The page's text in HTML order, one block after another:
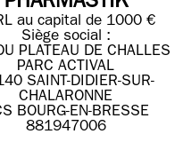
au capital de 1000 €
Siège social :
PLATEAU DE CHALLES
PARC ACTIVAL
SAINT-DIDIER-SUR-
CHALARONNE
BOURG-EN-BRESSE
881947006